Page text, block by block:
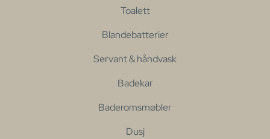
Toalett
Blandebatterier
Servant & håndvask
Badekar
Baderomsmøbler
Dusj